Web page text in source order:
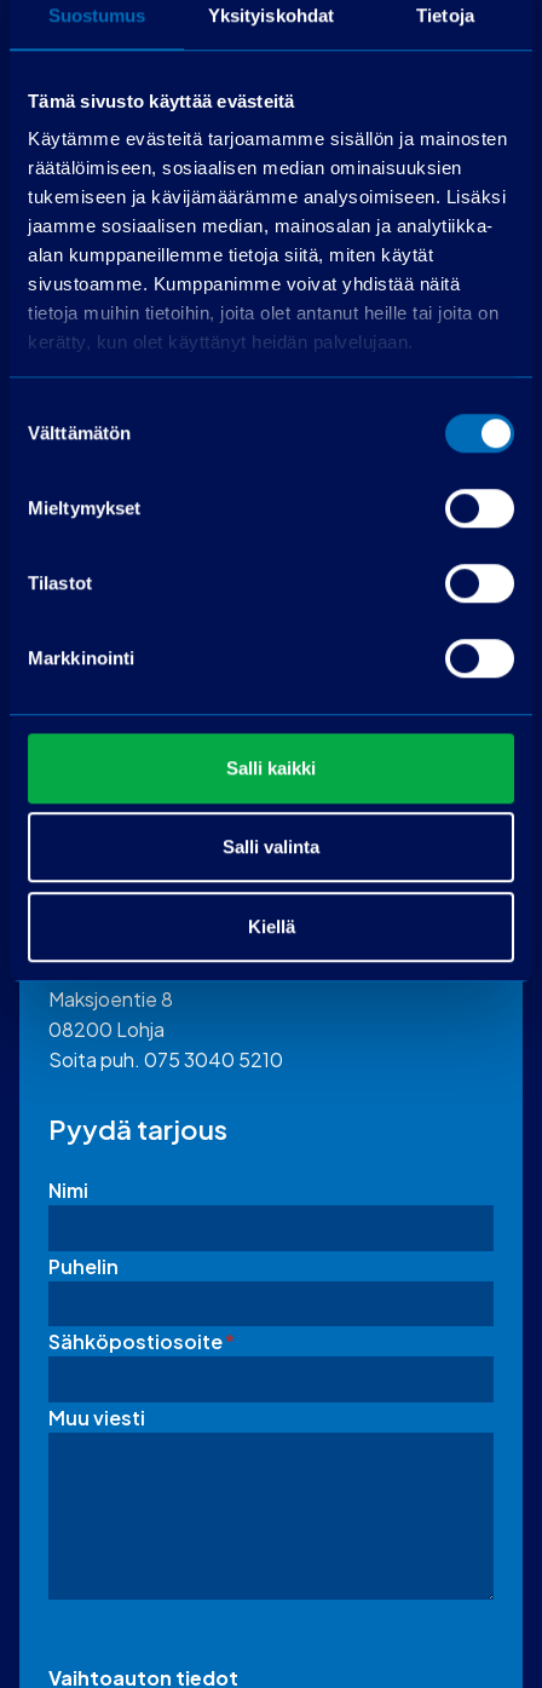
Suostumus Yksityiskohdat Tietoja
Tämä sivusto käyttää evästeitä
Käytämme evästeitä tarjoamamme sisällön ja mainosten
räätälöimiseen, sosiaalisen median ominaisuuksien
tukemiseen ja kävijämäärämme analysoimiseen. Lisäksi
jaamme sosiaalisen median, mainosalan ja analytiikka-
alan kumppaneillemme tietoja siitä, miten käytät
sivustoamme. Kumppanimme voivat yhdistää näitä
tietoja muihin tietoihin, joita olet antanut heille tai joita on
kerätty, kun olet käyttänyt heidän palvelujaan.
valinta
Välttämätön
Mieltymykset
Tilastot
Markkinointi
Salli kaikki
Salli valinta
Kiellä
Laske rahoitus
Rahoitusaika (kk):
Laske rahoitus
Käsiraha
0,00 €
Perustamismaksu
399,00 €
Rahoitettava osuus
68 319,00 €
Käsittelymaksu
19,00 €/kk
Korko
72 kpl á 1 068,55
Todellinen vuosikorko
Ota yhteyttä
PP-auto Lohja
Maksjoentie 8
08200 Lohja
Soita puh. 075 3040 5210
Pyydä tarjous
Nimi
Puhelin
Sähköpostiosoite*
Muu viesti
Vaihtoauton tiedot